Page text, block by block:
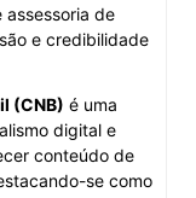
de
e credibilidade
(CNB) é uma
digital e
conteúdo de
se como